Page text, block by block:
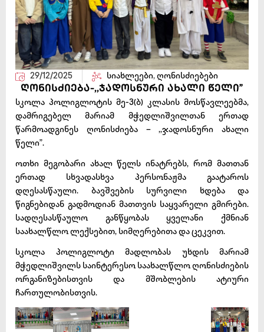
29/12/2025 სიახლეები, ღონისძიებები
ღონისძიება-,,ჯადოსნური ახალი წელი”
სკოლა პოლიგლოტის მე-3(ბ) კლასის მოსწავლეებმა,
დამრიგებელ მარიამ მჭედლიშვილთან ერთად
წარმოადგინეს ღონისძიება – ,,ჯადოსნური ახალი
წელი”.
ოთხი მეგობარი ახალ წელს ინატრებს, რომ მათთან
ერთად სხვადასხვა პერსონაჟმა გაატაროს
დღესასწაული. ბავშვების სურვილი ხდება და
წიგნებიდან გადმოდიან მათთვის საყვარელი გმირები.
სადღესასწაულო განწყობას ყველანი ქმნიან
საახალწლო ლექსებით, სიმღერებითა და ცეკვით.
სკოლა პოლიგლოტი მადლობას უხდის მარიამ
მჭედლიშვილს საინტერესო საახალწლო ღონისძიების
ორგანიზებისთვის და მშობლების ატიური
ჩართულობისთვის.